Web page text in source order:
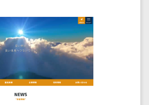
店舗業務支援システム>
配送ルート最適化>
医療・介護業界向け
電子カルテ>
デジタルサイ
ネージソフト
オンライン校
グループウェ